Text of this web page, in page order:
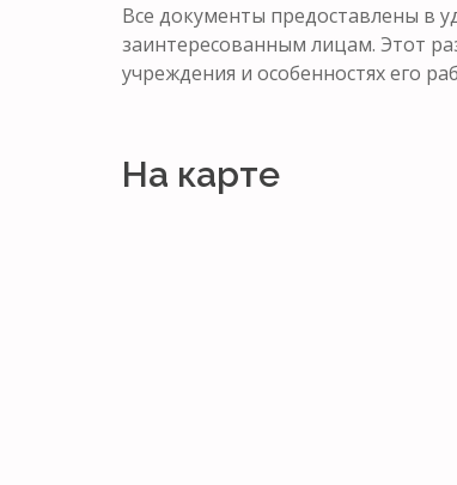
Все документы предоставлены в
заинтересованным лицам. Этот
учреждения и особенностях его
На карте